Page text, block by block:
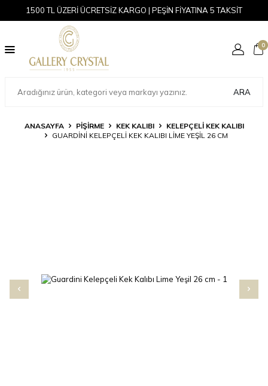
1500 TL ÜZERİ ÜCRETSİZ KARGO | PEŞİN FİYATINA 5 TAKSİT
ARA
0
ANASAYFA PİŞİRME KEK KALIBI
KELEPÇELI KEK KALIBI
GUARDINI KELEPÇELI KEK KALIBI LIME YEŞIL 26 CM